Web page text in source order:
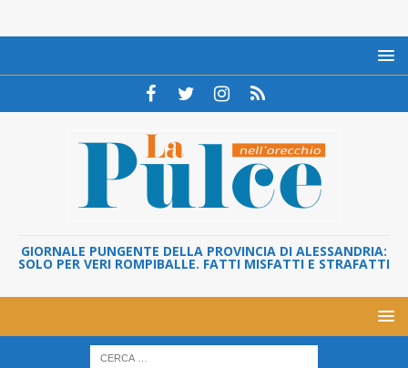
GIORNALE PUNGENTE DELLA PROVINCIA DI ALESSANDRIA:
SOLO PER VERI ROMPIBALLE. FATTI MISFATTI E STRAFATTI